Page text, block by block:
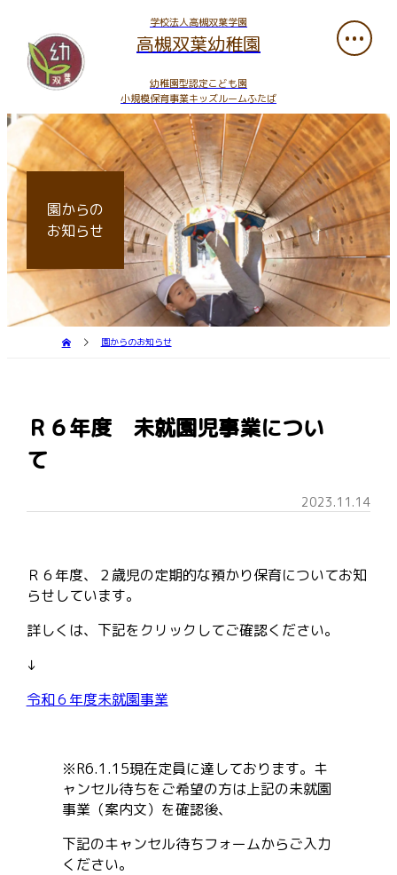
学校法人高槻双葉学園
高槻双葉幼稚園
幼稚園型認定こども園
小規模保育事業キッズルームふたば
園からの
お知らせ
園からのお知らせ
Ｒ６年度 未就園児事業につい
て
2023.11.14
Ｒ６年度、２歳児の定期的な預かり保育についてお知
らせしています。
詳しくは、下記をクリックしてご確認ください。
↓
令和６年度未就園事業
※R6.1.15現在定員に達しております。キ
ャンセル待ちをご希望の方は上記の未就園
事業（案内文）を確認後、
下記のキャンセル待ちフォームからご入力
ください。